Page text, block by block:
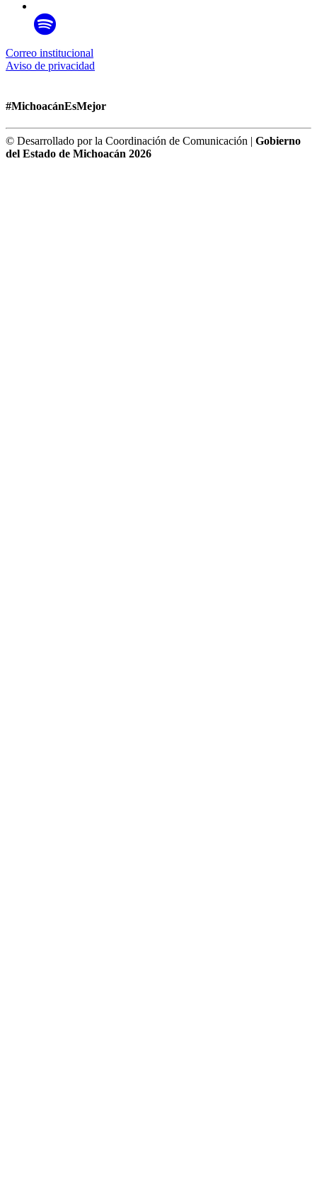
Correo institucional
Aviso de privacidad
#MichoacánEsMejor
© Desarrollado por la Coordinación de Comunicación | Gobierno
del Estado de Michoacán 2026